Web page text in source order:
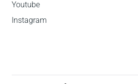
Youtube
Instagram